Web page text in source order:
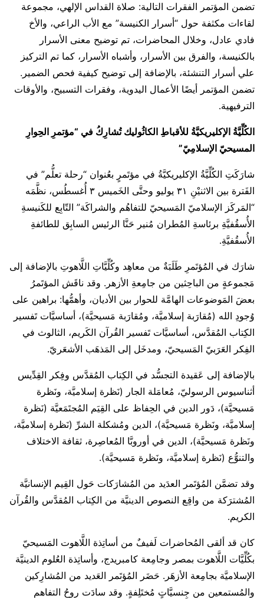
تضمن المؤتمر الفقرات التالية: صلاة القداس الإلهي، مجموعة
لقاءات مكثفة حول “أسرار الكنيسة” مع الأب الراعي، والأخ
فادي عادل، وخلال المحاضرات، تم توضيح معنى الأسرار
بالكنيسة، والفرق بين الأسرار، وأشباه الأسرار، كما تم التركيز
علي أسرار التنشئة، بالإضافة إلى توضيح كيفية فحص الضمير.
تضمن المؤتمر أيضًا الأعمال اليدوية، وفقرات التسبيح، والأوقات
الترفيهية.
الكُلِّيَّةُ الإكليريكيَّةُ للأقباطِ الكاثُوليك تُشارِكُ في “مؤتمرِ الحِوارِ
المسيحيّ الإسلامِيّ”
شارَكَتِ الكُلِّيَّةُ الإكليريكيَّةُ في مؤتَمرٍ بعُنوان “رحلة تعلُّم” في
الفَترة بين الاثنيْنِ ٣١ يوليو وحتَّى الخَميس ٣ أُغسطُس، نظَّمَه
“المَركَز الإسلاميّ المَسيحيّ للتفاهُم والشراكَة” التّابِع للكَنيسةِ
الأُسقُفيَّةِ برئاسةِ المُطران مُنير حَنَّا الرئيس السابِق للطائفةِ
الأُسقُفيَّةِ.
شارَك في المُؤتَمرِ طَلَبَةٌ من معاهِد وكُلِّيَّاتِ اللَّاهوتِ بالإضافة إلى
مَجموعةٍ من الباحِثين من جامِعةِ الأزهر. وقد ناقَش المؤتَمرُ
بعضَ المَوضوعات الهامَّة للحوار بين الأديان، وأهمُّها: براهين على
وُجودِ الله (مُقارَبة إسلاميَّة، ومُقارَبة مَسيحيَّة)، أساسيَّات تَفسير
الكِتاب المُقدَّس، أساسيَّات تَفسير القُرآن الكَريم، الثالوث في
الفِكر العَرَبيّ المَسيحيّ، ومدخَل إلى المَذهَب الأشعَريّ.
بالإضافة إلى عَقيدة التجسُّد في الكِتاب المُقدَّس وفِكر القِدِّيس
أثناسيوس الرسوليّ، مُعامَلة الجار (نَظرة إسلاميَّة، ونَظرة
مَسيحيَّة)، دَور الدين في الحِفاظ على القِيَم المُجتَمَعيَّة (نَظرة
إسلاميَّة، ونَظرة مَسيحيَّة)، الدين ومُشكلة الشرِّ (نَظرة إسلاميَّة،
ونَظرة مَسيحيَّة)، الدين في أوروبَّا المُعاصِرة، ثقافة الاختلاف
والتنوُّع (نَظرة إسلاميَّة، ونَظرة مَسيحيَّة).
وقد تضمَّن المُؤتَمر العدَيد من المُشارَكات حَول القِيم الإنسانيَّة
المُشترَكة من واقِع النصوص الدينيَّة من الكِتاب المُقدَّس والقُرآن
الكريم.
كان قد ألقى المُحاضرات لَفيفٌ من أساتِذة اللَّاهوت المَسيحيّ
بكُلِّيَّات اللَّاهوت بمصر وجامِعة كامبريدج، وأساتِذة العُلوم الدينيَّة
الإسلاميَّة بجامِعة الأزهَر. حَضَر المُؤتَمر العَديد من المُشارِكين
والمُستمعين من جِنسيَّاتٍ مُختَلِفةٍ. وقد سادَت روحُ التفاهم